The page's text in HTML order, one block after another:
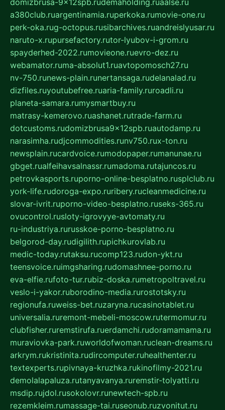
domizbrusa-9x12spb.rudemaholding.ruaalse.ru
a380club.ruargentinamia.ruperkoka.rumovie-one.ru
perk-oka.rug-octopus.rusibarchives.ruandreislyusar.ru
naruto-x.rupursefactory.rutor-lyubov-i-grom.ru
spayderhed-2022.rumovieone.ruevro-dez.ru
webamator.ruma-absolut1.ruavtopomosch27.ru
nv-750.runews-plain.runertansaga.rudelanalad.ru
dizfiles.ruyoutubefree.ruaria-family.ruroadli.ru
planeta-samara.rumysmartbuy.ru
matrasy-kemerovo.ruashanet.rutrade-farm.ru
dotcustoms.rudomizbrusa9x12spb.ruautodamp.ru
narasimha.rudjcommodities.runv750.rux-ton.ru
newsplain.rucardvoice.rumodopaper.rumanunae.ru
gbget.rualfeihavsalnassr.rumadoma.rutajuncos.ru
petrovkasports.ruporno-online-besplatno.rusplclub.ru
york-life.rudoroga-expo.ruribery.rucleanmedicine.ru
slovar-ivrit.ruporno-video-besplatno.ruseks-365.ru
ovucontrol.rusloty-igrovyye-avtomaty.ru
ru-industriya.rurusskoe-porno-besplatno.ru
belgorod-day.rudigilith.rupichkurovlab.ru
medic-today.rutaksu.rucomp123.rudon-ykt.ru
teensvoice.ruimgsharing.rudomashnee-porno.ru
eva-elfie.rufoto-tur.rubiz-doska.rumetropoltravel.ru
veslo-i-yakor.ruborodino-media.rurostotsky.ru
regionufa.ruweiss-bet.ruzaryna.rucasinotablet.ru
universalia.ruremont-mebeli-moscow.rutermomur.ru
clubfisher.ruremstirufa.ruerdamchi.rudoramamama.ru
muraviovka-park.ruworldofwoman.ruclean-dreams.ru
arkrym.rukristinita.rudircomputer.ruhealthenter.ru
textexperts.rupivnaya-kruzhka.rukinofilmy-2021.ru
demolalapaluza.rutanyavanya.ruremstir-tolyatti.ru
msdip.rujdol.rusokolovr.runewtech-spb.ru
rezemkleim.rumassage-tai.ruseonub.ruzvonitut.ru